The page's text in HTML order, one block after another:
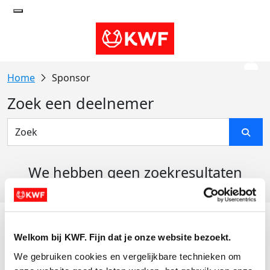
Welkom bij KWF. Fijn dat je onze website bezoekt.
We gebruiken cookies en vergelijkbare technieken om
Sponsor
Zoek een deelnemer
We hebben geen zoekresultaten
Actiematerialen
Evenementen